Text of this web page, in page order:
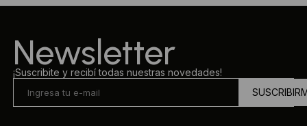
Newsletter
¡Suscribite y recibí todas nuestras novedades!